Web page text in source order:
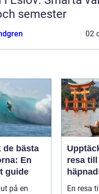
semester
02
de bästa
En
guide
på en
resa till
kultur
En resa